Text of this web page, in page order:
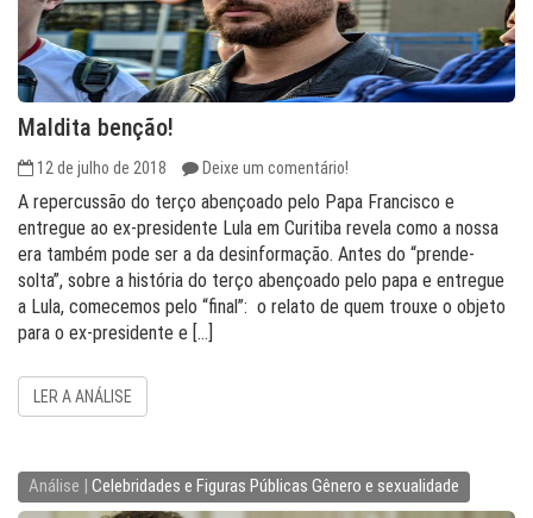
Maldita benção!
12 de julho de 2018 Deixe um comentário!
A repercussão do terço abençoado pelo Papa Francisco e
entregue ao ex-presidente Lula em Curitiba revela como a nossa
era também pode ser a da desinformação. Antes do “prende-
solta”, sobre a história do terço abençoado pelo papa e entregue
a Lula, comecemos pelo “final”: o relato de quem trouxe o objeto
para o ex-presidente e […]
LER A ANÁLISE
Análise | Celebridades e Figuras Públicas Gênero e sexualidade